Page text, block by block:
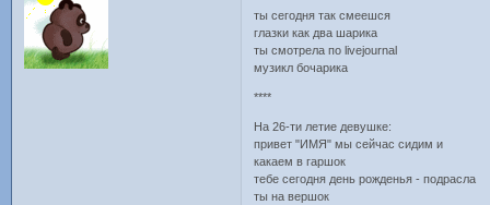
ты сегодня так смеешся
глазки как два шарика
ты смотрела по livejournal
музикл бочарика
****
На 26-ти летие девушке:
привет "ИМЯ" мы сейчас сидим и
какаем в гаршок
тебе сегодня день рожденья - подрасла
ты на вершок